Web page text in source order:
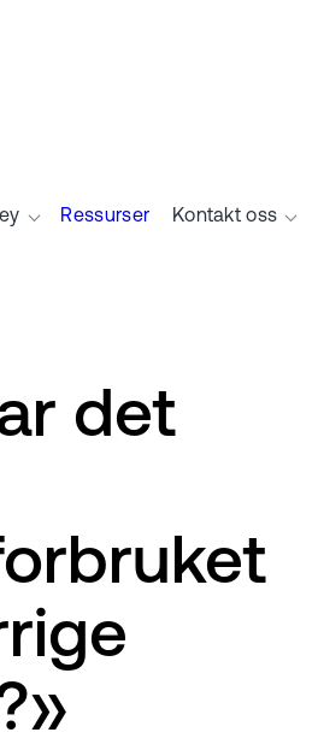
Ressurser Kontakt oss
det